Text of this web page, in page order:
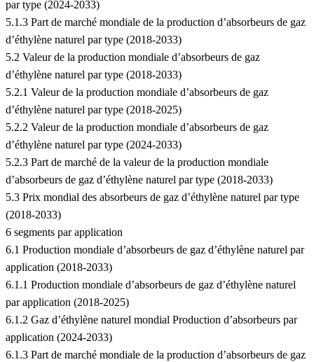
par type (2024-2033)
5.1.3 Part de marché mondiale de la production d’absorbeurs de gaz
d’éthylène naturel par type (2018-2033)
5.2 Valeur de la production mondiale d’absorbeurs de gaz
d’éthylène naturel par type (2018-2033)
5.2.1 Valeur de la production mondiale d’absorbeurs de gaz
d’éthylène naturel par type (2018-2025)
5.2.2 Valeur de la production mondiale d’absorbeurs de gaz
d’éthylène naturel par type (2024-2033)
5.2.3 Part de marché de la valeur de la production mondiale
d’absorbeurs de gaz d’éthylène naturel par type (2018-2033)
5.3 Prix mondial des absorbeurs de gaz d’éthylène naturel par type
(2018-2033)
6 segments par application
6.1 Production mondiale d’absorbeurs de gaz d’éthylène naturel par
application (2018-2033)
6.1.1 Production mondiale d’absorbeurs de gaz d’éthylène naturel
par application (2018-2025)
6.1.2 Gaz d’éthylène naturel mondial Production d’absorbeurs par
application (2024-2033)
6.1.3 Part de marché mondiale de la production d’absorbeurs de gaz